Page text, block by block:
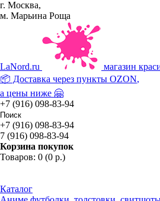
г. Москва,
м. Марьина Роща
LaNord.ru
магазин
📦 Доставка через пункты OZON,
а цены ниже 🤗
+7 (916) 098-83-94
+7 (916) 098-83-94
7 (916) 098-83-94
Корзина покупок
Товаров: 0 (0 р.)
Каталог